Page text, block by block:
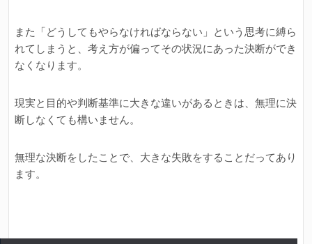
また「どうしてもやらなければならない」という思考に縛ら
れてしまうと、考え方が偏ってその状況にあった決断ができ
なくなります。
現実と目的や判断基準に大きな違いがあるときは、無理に決
断しなくても構いません。
無理な決断をしたことで、大きな失敗をすることだってあり
ます。